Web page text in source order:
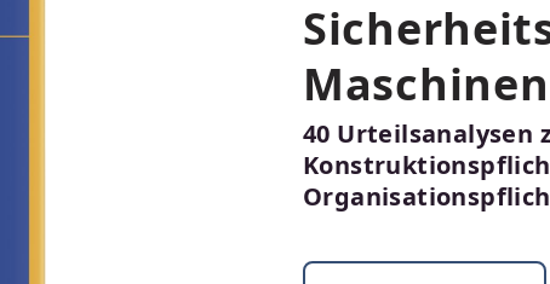
40 Urteilsanalysen